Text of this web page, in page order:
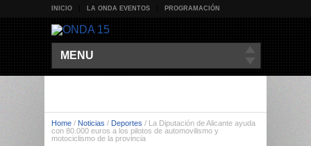
INICIO LA ONDA EVENTOS PROGRAMACIÓN
MENU
Home / Noticias / Deportes / La Diputación de Alicante ayuda
con 80.000 euros a los pilotos de automovilismo y
motociclismo de la provincia